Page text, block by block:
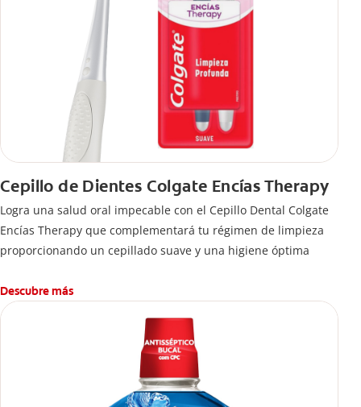
Cepillo de Dientes Colgate Encías Therapy
Logra una salud oral impecable con el Cepillo Dental Colgate
Encías Therapy que complementará tu régimen de limpieza
proporcionando un cepillado suave y una higiene óptima
Descubre más